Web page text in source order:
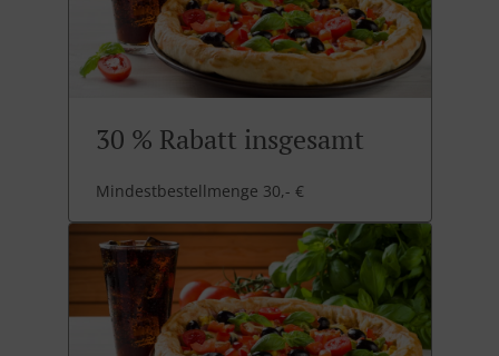
30 % Rabatt insgesamt
Mindestbestellmenge 30,- €